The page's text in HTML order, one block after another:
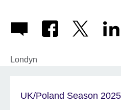
Londyn
UK/Poland Season 2025